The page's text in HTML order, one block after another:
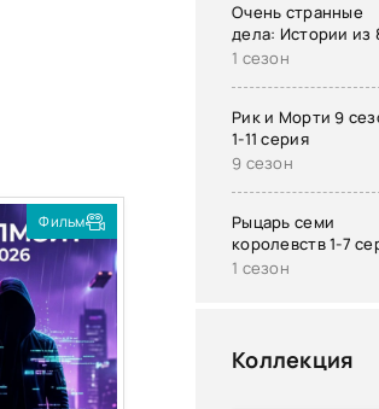
Фильм
Очень странные
дела: Истории из
го
1 сезон
Рик и Морти 9
1-11 серия
9 сезон
Рыцарь семи
королевств 1-7
1 сезон
Коллекция